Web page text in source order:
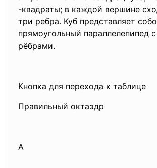
-квадраты; в каждой вершине
три ребра. Куб представляет
прямоугольный параллелепипед
рёбрами.
Кнопка для перехода к таблице
Правильный октаэдр
A